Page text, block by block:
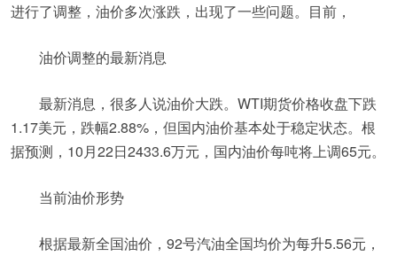
进行了调整，油价多次涨跌，出现了一些问题。目前，
油价调整的最新消息
最新消息，很多人说油价大跌。WTI期货价格收盘下跌
1.17美元，跌幅2.88%，但国内油价基本处于稳定状态。根
据预测，10月22日2433.6万元，国内油价每吨将上调65元。
当前油价形势
根据最新全国油价，92号汽油全国均价为每升5.56元，